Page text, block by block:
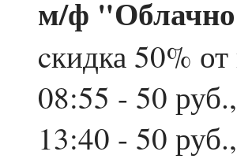
м/ф "
cкидка 50%
08:55 - 50
13:40 - 50